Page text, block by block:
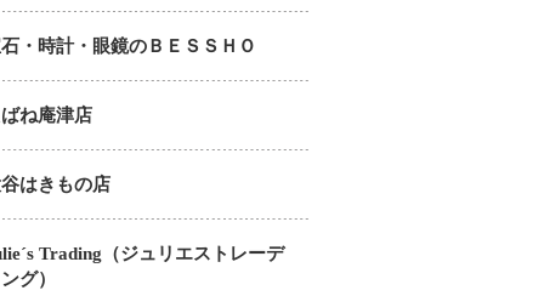
・時計・眼鏡のＢＥＳＳＨＯ
ね庵津店
はきもの店
Trading（ジュリエストレーデ
グ）